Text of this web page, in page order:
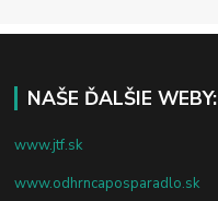
NAŠE ĎALŠIE WEBY:
www.jtf.sk
www.odhrncaposparadlo.sk